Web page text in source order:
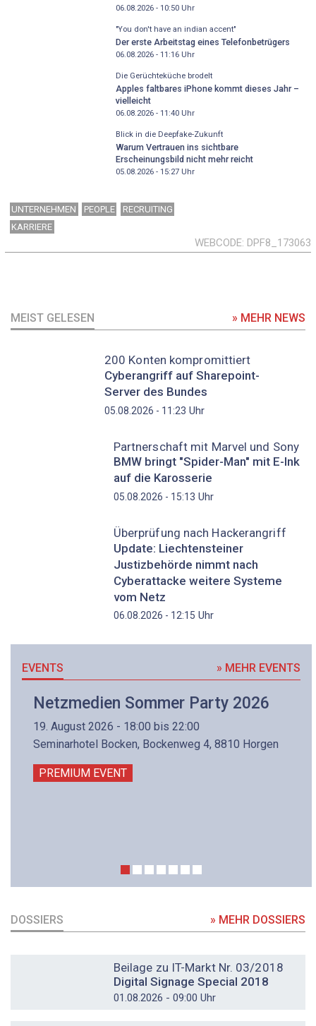
06.08.2026 - 10:50Uhr
"You don't have an indian accent"
Der erste Arbeitstag eines Telefonbetrügers
06.08.2026 - 11:16Uhr
Die Gerüchteküche brodelt
Apples faltbares iPhone kommt dieses Jahr –
vielleicht
06.08.2026 - 11:40Uhr
Blick in die Deepfake-Zukunft
Warum Vertrauen ins sichtbare
Erscheinungsbild nicht mehr reicht
05.08.2026 - 15:27Uhr
UNTERNEHMEN PEOPLE
RECRUITING
KARRIERE
WEBCODE DPF8_173063
MEIST GELESEN » MEHR NEWS
200 Konten kompromittiert
Cyberangriff auf Sharepoint-
Server des Bundes
05.08.2026 - 11:23 Uhr
Partnerschaft mit Marvel und Sony
BMW bringt "Spider-Man" mit E-Ink
auf die Karosserie
05.08.2026 - 15:13 Uhr
Überprüfung nach Hackerangriff
Update: Liechtensteiner
Justizbehörde nimmt nach
Cyberattacke weitere Systeme
vom Netz
06.08.2026 - 12:15 Uhr
EVENTS » MEHR EVENTS
Netzmedien Sommer Party 2026
19. August 2026 - 18:00 bis 22:00
Seminarhotel Bocken, Bockenweg 4, 8810 Horgen
PREMIUM EVENT
DOSSIERS » MEHR DOSSIERS
Beilage zu IT-Markt Nr. 03/2018
Digital Signage Special 2018
01.08.2026 - 09:00 Uhr